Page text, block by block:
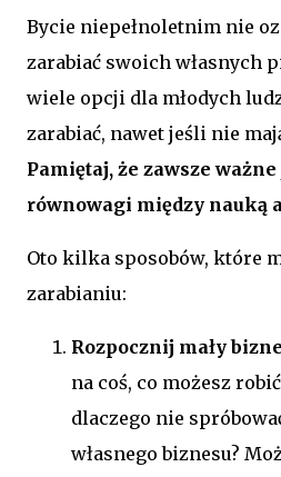
Bycie niepełnoletnim nie
zarabiać swoich własnych
wiele opcji dla młodych
zarabiać, nawet jeśli nie
Pamiętaj, że zawsze
równowagi między nauką
Oto kilka sposobów, które
zarabianiu:
Rozpocznij mały
na coś, co możesz
dlaczego nie
własnego biznesu?